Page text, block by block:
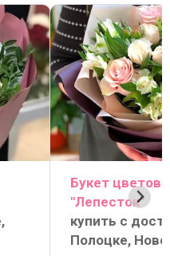
Букет цветов
"Лепесток"
купить с
Полоцке,